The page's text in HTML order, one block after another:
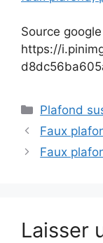
Source
https://
Catégories
Plafond
Faux
Faux
Laisser